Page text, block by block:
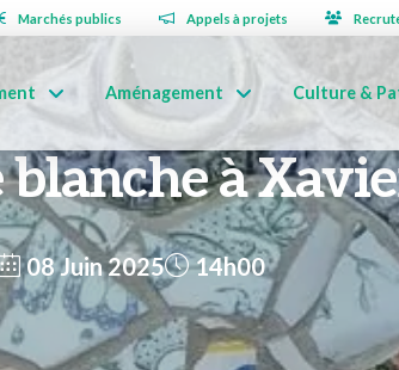
Marchés publics Appels à projets
Aménagement Culture &
blanche à
08 Juin 2025 14h00